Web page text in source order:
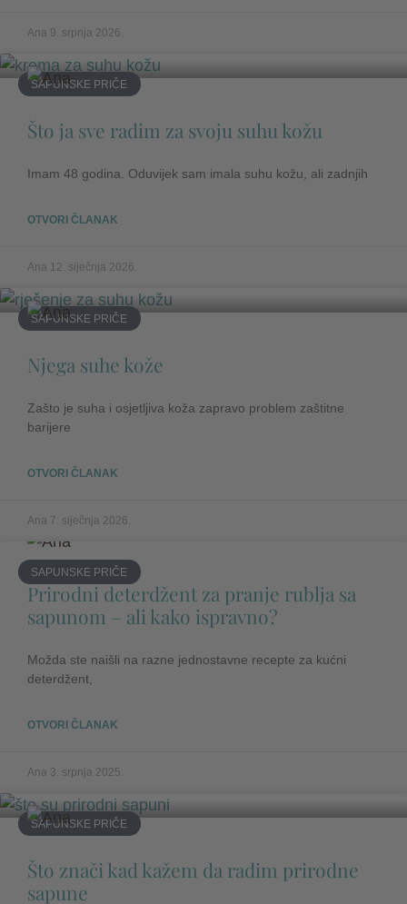
Ana 9. srpnja 2026.
SAPUNSKE PRIČE
Što ja sve radim za svoju suhu kožu
Imam 48 godina. Oduvijek sam imala suhu kožu, ali zadnjih
OTVORI ČLANAK
Ana 12. siječnja 2026.
SAPUNSKE PRIČE
Njega suhe kože
Zašto je suha i osjetljiva koža zapravo problem zaštitne
barijere
OTVORI ČLANAK
Ana 7. siječnja 2026.
SAPUNSKE PRIČE
Prirodni deterdžent za pranje rublja sa
sapunom – ali kako ispravno?
Možda ste naišli na razne jednostavne recepte za kućni
deterdžent,
OTVORI ČLANAK
Ana 3. srpnja 2025.
SAPUNSKE PRIČE
Što znači kad kažem da radim prirodne
sapune